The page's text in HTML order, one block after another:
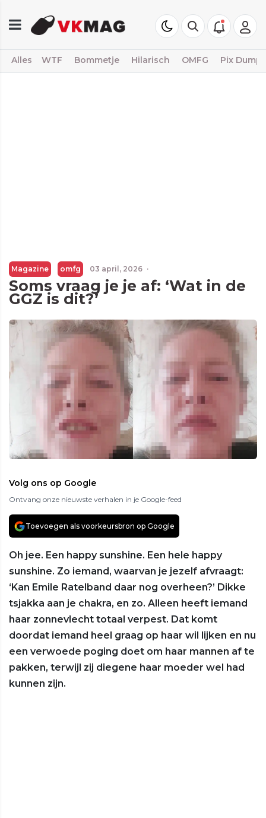
Alles WTF Bommetje Hilarisch OMFG Pix Dump
Magazine omfg 03 april, 2026 ·
Soms vraag je je af: ‘Wat in de
GGZ is dit?’
Volg ons op Google
Ontvang onze nieuwste verhalen in je Google-feed
Toevoegen als voorkeursbron op Google
Oh jee. Een happy sunshine. Een hele happy
sunshine. Zo iemand, waarvan je jezelf afvraagt:
‘Kan Emile Ratelband daar nog overheen?’ Dikke
tsjakka aan je chakra, en zo. Alleen heeft iemand
haar zonnevlecht totaal verpest. Dat komt
doordat iemand heel graag op haar wil lijken en nu
een verwoede poging doet om haar mannen af te
pakken, terwijl zij diegene haar moeder wel had
kunnen zijn.